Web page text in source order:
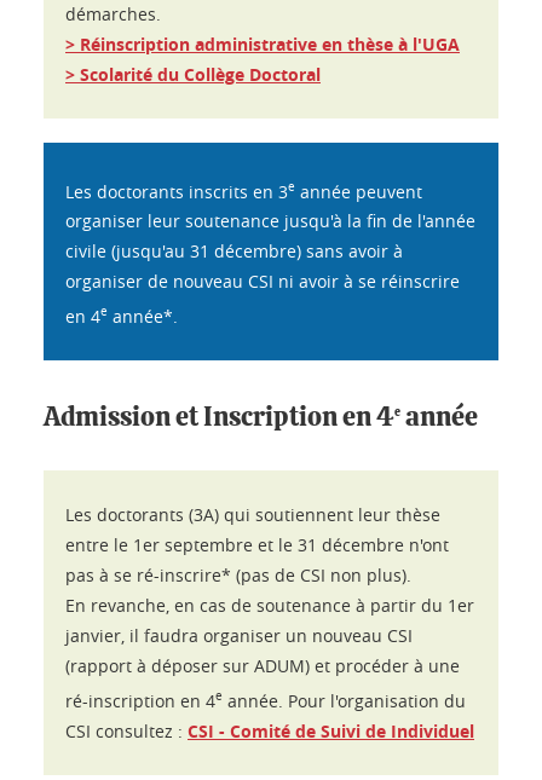
démarches.
> Réinscription administrative en thèse à l'UGA
> Scolarité du Collège Doctoral
Les doctorants inscrits en 3e année peuvent
organiser leur soutenance jusqu'à la fin de l'année
civile (jusqu'au 31 décembre) sans avoir à
organiser de nouveau CSI ni avoir à se réinscrire
en 4e année*.
Admission et Inscription en 4e année
Les doctorants (3A) qui soutiennent leur thèse
entre le 1er septembre et le 31 décembre n'ont
pas à se ré-inscrire* (pas de CSI non plus).
En revanche, en cas de soutenance à partir du 1er
janvier, il faudra organiser un nouveau CSI
(rapport à déposer sur ADUM) et procéder à une
ré-inscription en 4e année. Pour l'organisation du
CSI consultez : CSI - Comité de Suivi de Individuel